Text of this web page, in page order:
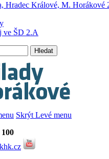
Hradec Králové, M. Horákové
ve ŠD 2.A
Hledat
Skrýt Levé menu
100